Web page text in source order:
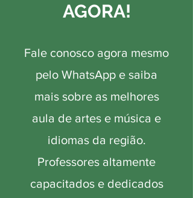
AGORA!
Fale conosco agora mesmo
pelo WhatsApp e saiba
mais sobre as melhores
aula de artes e música e
idiomas da região.
Professores altamente
capacitados e dedicados